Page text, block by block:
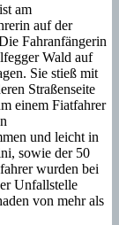
am
auf der
Fahranfängerin
Wald auf
Sie stieß mit
Straßenseite
einem Fiatfahrer
und leicht in
sowie der 50
wurden bei
Unfallstelle
von mehr als